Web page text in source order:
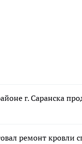
г. Саранска
ремонт кровли